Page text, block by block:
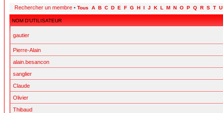
Rechercher un membre • Tous A B C D E F G H I J K L M N O P Q R S T U
NOM D’UTILISATEUR
gautier
Pierre-Alain
alain.besancon
sanglier
Claude
Olivier
Thibaud